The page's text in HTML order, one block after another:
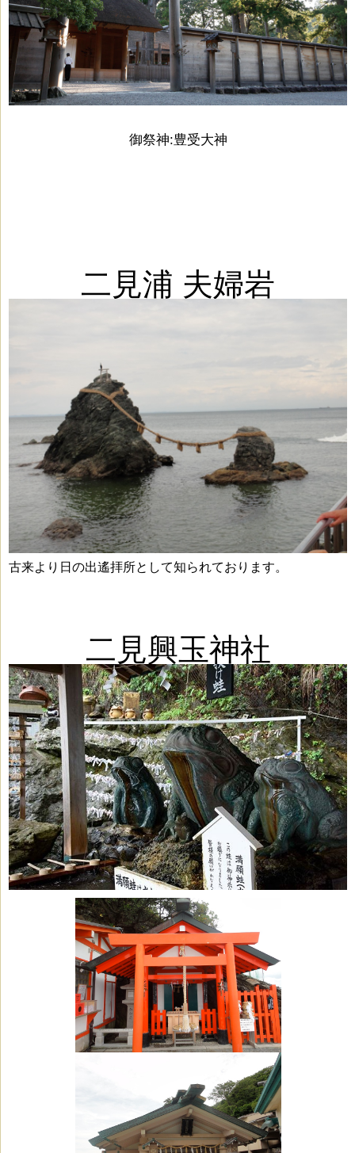
御祭神:豊受大神
二見浦 夫婦岩
古来より日の出遙拝所として知られております。
二見興玉神社